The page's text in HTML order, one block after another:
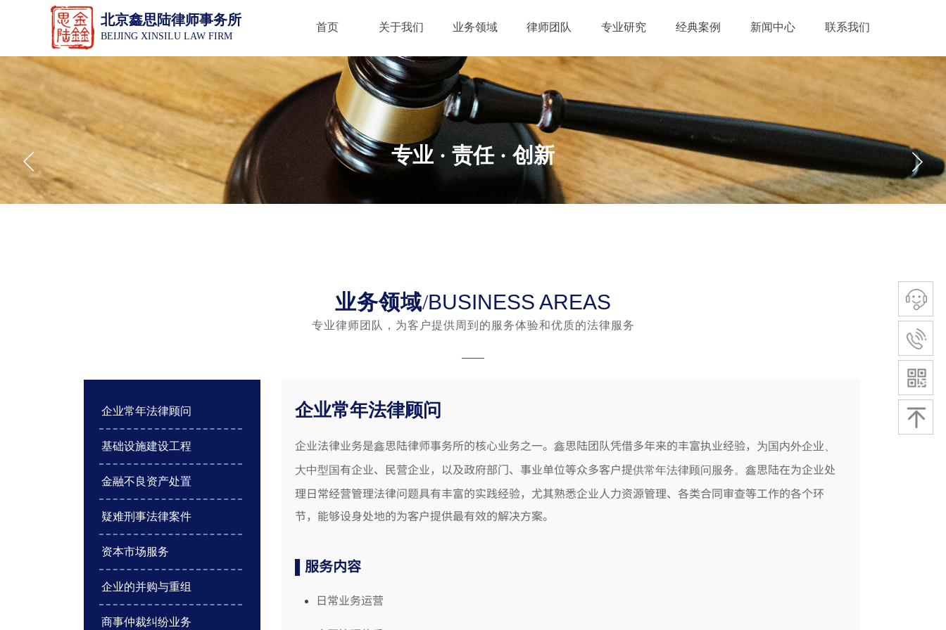
北京鑫思陆律师事务所
BEIJING XINSILU LAW FIRM
首页 关于我们 业务领域 律师团队 专业研究 经典案例 新闻中心 联系我们
专业 · 责任· 创新
业务领域/BUSINESS AREAS
专业律师团队，为客户提供周到的服务体验和优质的法律服务
——
企业常年法律顾问
企业法律业务是鑫思陆律师事务所的核心业务之一。鑫思陆团队凭借多年来的丰富执业经验，
为国内外企业、
大中型国 有企业、民营企业，以及政府部门、事业单位等众多客户提供常年法律顾问服务。 鑫思陆在为企业处
理日常经营管理法律问题具有丰富的实践经验，尤其熟悉企业人力资源管理、各类合同审查等工作的各个环
节，能够设身处地的为客户提供最有效的解决方案。
▌服务内容
日常业务运营
企业常年法律顾问
基础设施建设工程
金融不良资产处置
疑难刑事法律案件
资本市场服务
企业的并购与重组
商事仲裁纠纷业务